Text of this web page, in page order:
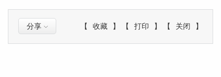
分享 【 收藏 】 【 打印 】 【 关闭 】